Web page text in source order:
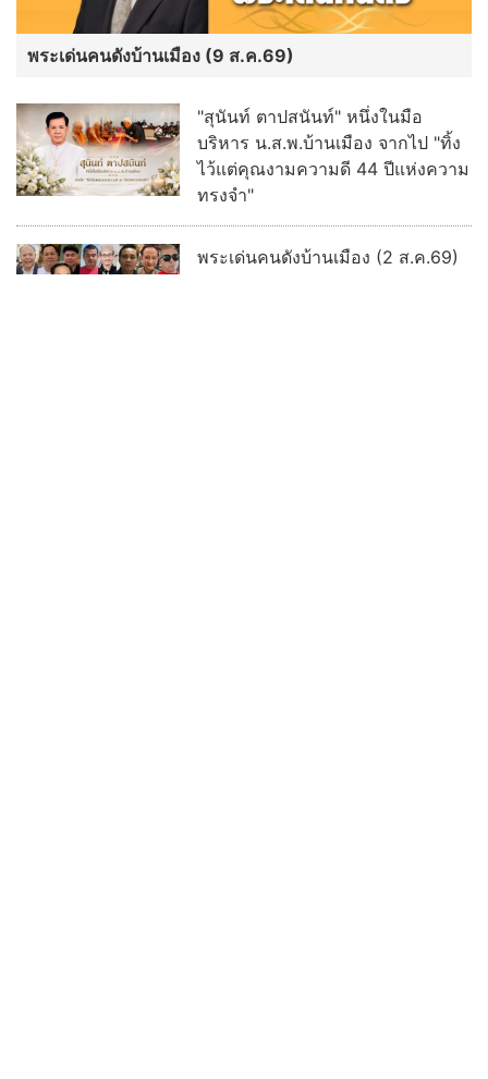
พระเด่นคนดังบ้านเมือง (9 ส.ค.69)
"สุนันท์ ตาปสนันท์" หนึ่งในมือ
บริหาร น.ส.พ.บ้านเมือง จากไป "ทิ้ง
ไว้แต่คุณงามความดี 44 ปีแห่งความ
ทรงจำ"
พระเด่นคนดังบ้านเมือง (2 ส.ค.69)